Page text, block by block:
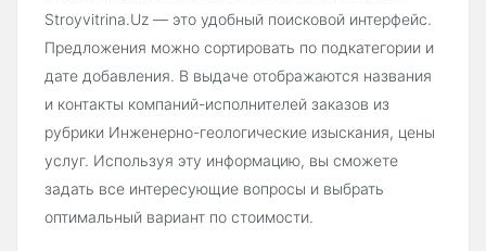
Stroyvitrina.Uz — это удобный поисковой интерфейс.
Предложения можно сортировать по подкатегории и
дате добавления. В выдаче отображаются названия
и контакты компаний-исполнителей заказов из
рубрики Инженерно-геологические изыскания, цены
услуг. Используя эту информацию, вы сможете
задать все интересующие вопросы и выбрать
оптимальный вариант по стоимости.